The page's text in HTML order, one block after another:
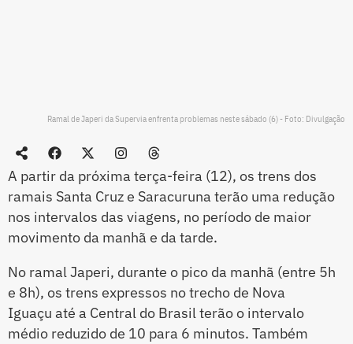
Ramal de Japeri da Supervia enfrenta problemas neste sábado (6) - Foto: Divulgação
A partir da próxima terça-feira (12), os trens dos
ramais Santa Cruz e Saracuruna terão uma redução
nos intervalos das viagens, no período de maior
movimento da manhã e da tarde.
No ramal Japeri, durante o pico da manhã (entre 5h
e 8h), os trens expressos no trecho de Nova
Iguaçu até a Central do Brasil terão o intervalo
médio reduzido de 10 para 6 minutos. Também